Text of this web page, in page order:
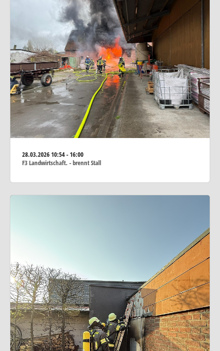
28.03.202610:54 - 16:00
F3 Landwirtschaft. - brennt Stall